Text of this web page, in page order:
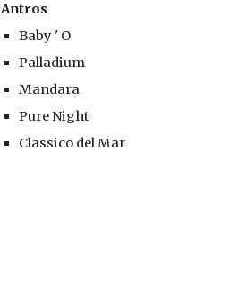
Antros
Baby ' O
Palladium
Mandara
Pure Night
Classico del Mar